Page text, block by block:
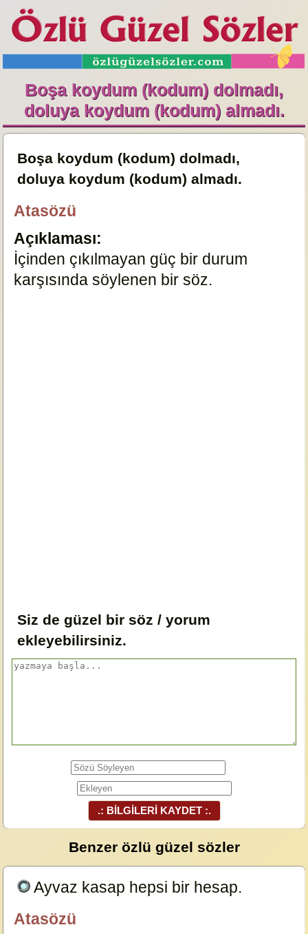
Boşa koydum (kodum) dolmadı,
doluya koydum (kodum) almadı.
Boşa koydum (kodum) dolmadı,
doluya koydum (kodum) almadı.
Atasözü
Açıklaması:
İçinden çıkılmayan güç bir durum
karşısında söylenen bir söz.
Siz de güzel bir söz / yorum
ekleyebilirsiniz.
.: BİLGİLERİ KAYDET :.
Benzer özlü güzel sözler
Ayvaz kasap hepsi bir hesap.
Atasözü